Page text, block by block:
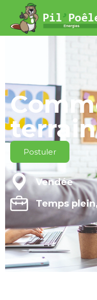
Postuler
Vendée
Temps